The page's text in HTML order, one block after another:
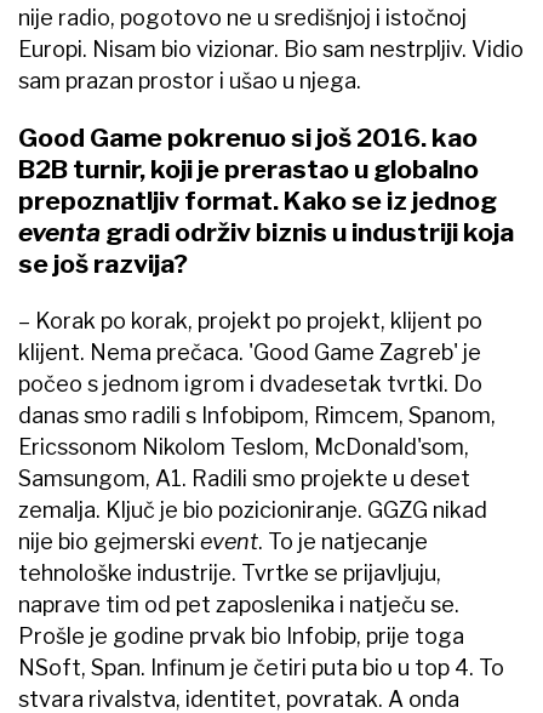
nije radio, pogotovo ne u središnjoj i istočnoj
Europi. Nisam bio vizionar. Bio sam nestrpljiv. Vidio
sam prazan prostor i ušao u njega.
Good Game pokrenuo si još 2016. kao
B2B turnir, koji je prerastao u globalno
prepoznatljiv format. Kako se iz jednog
eventa gradi održiv biznis u industriji koja
se još razvija?
– Korak po korak, projekt po projekt, klijent po
klijent. Nema prečaca. 'Good Game Zagreb' je
počeo s jednom igrom i dvadesetak tvrtki. Do
danas smo radili s Infobipom, Rimcem, Spanom,
Ericssonom Nikolom Teslom, McDonald'som,
Samsungom, A1. Radili smo projekte u deset
zemalja. Ključ je bio pozicioniranje. GGZG nikad
nije bio gejmerski event. To je natjecanje
tehnološke industrije. Tvrtke se prijavljuju,
naprave tim od pet zaposlenika i natječu se.
Prošle je godine prvak bio Infobip, prije toga
NSoft, Span. Infinum je četiri puta bio u top 4. To
stvara rivalstva, identitet, povratak. A onda